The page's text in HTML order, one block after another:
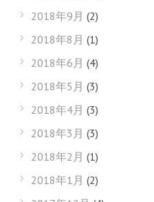
2018年9月 (2)
2018年8月 (1)
2018年6月 (4)
2018年5月 (3)
2018年4月 (3)
2018年3月 (3)
2018年2月 (1)
2018年1月 (2)